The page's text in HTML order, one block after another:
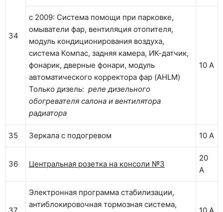
34
с 2009: Система помощи при парковке,
омыватели фар, вентиляция отопителя,
модуль кондиционирования воздуха,
система Компас, задняя камера, ИК-датчик,
фонарик, дверные фонари, модуль
автоматического корректора фар (AHLM)
Только дизель: реле дизельного
обогревателя салона и вентилятора
радиатора
10 А
35 Зеркала с подогревом 10 А
36 Центральная розетка на консоли №3
20
А
Электронная программа стабилизации,
антиблокировочная тормозная система,